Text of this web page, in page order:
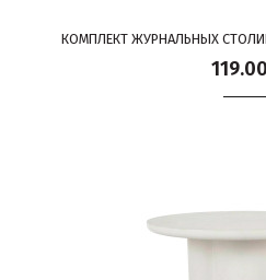
КОМПЛЕКТ ЖУРНАЛЬНЫХ